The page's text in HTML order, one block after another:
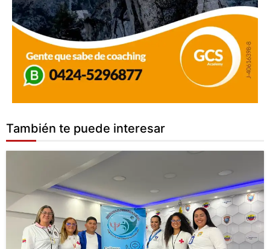
También te puede interesar